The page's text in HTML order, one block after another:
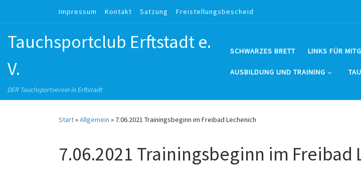
Zum Inhalt springenImpressum Kontakt Satzung Freistellungsbescheid
Tauchsportclub Erftstadt e.
V.
DER Tauchsportverein in Erftstadt
SCHWARZES BRETT LINKS FÜR
AUSBILDUNG UND TRAINING
Start»Allgemein » 7.06.2021 Trainingsbeginn im Freibad Lechenich
7.06.2021 Trainingsbeginn im Freibad